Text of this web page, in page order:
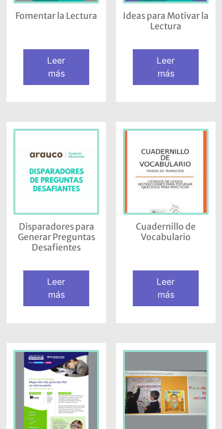
Fomentar la Lectura
Leer
más
Ideas para Motivar la
Lectura
Leer
más
Disparadores para
Generar Preguntas
Desafientes
Leer
más
Cuadernillo de
Vocabulario
Leer
más